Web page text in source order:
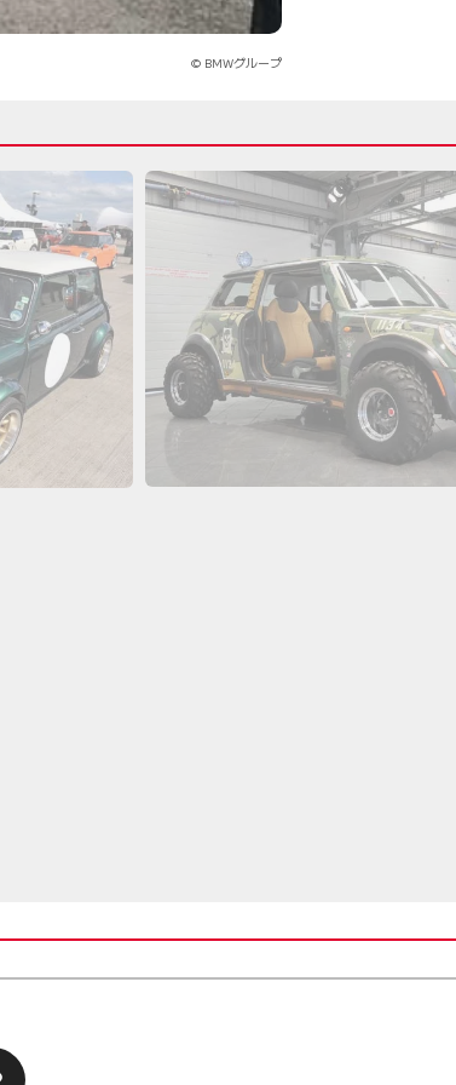
© BMWグループ